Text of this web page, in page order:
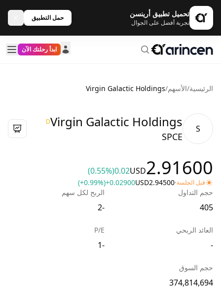
تحميل تطبيق أرينسن
تجربة أفضل على الجوال
حمل التطبيق
ابدأ رحلتك الآن
الرئيسية/الأسهم/
Virgin Galactic Holdings
S
Virgin Galactic Holdings
D
SPCE
2.91600
USD
0.02
(0.55%)
قبل الجلسة·
2.94500
USD
+0.02900
(+0.99%)
حجم التداول
405
الربح لكل سهم
-2
العائد الربحي
-
P/E
-1
حجم السوق
374,814,694